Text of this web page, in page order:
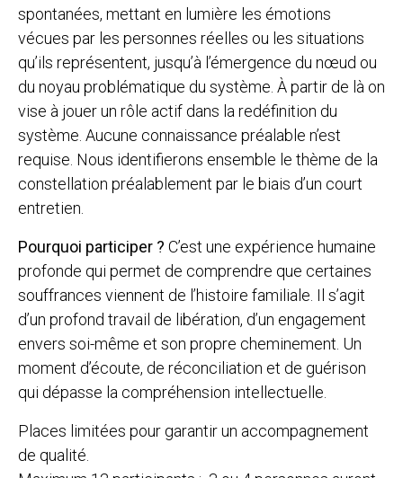
spontanées, mettant en lumière les émotions
vécues par les personnes réelles ou les situations
qu’ils représentent, jusqu’à l’émergence du nœud ou
du noyau problématique du système. À partir de là on
vise à jouer un rôle actif dans la redéfinition du
système. Aucune connaissance préalable n’est
requise. Nous identifierons ensemble le thème de la
constellation préalablement par le biais d’un court
entretien.
Pourquoi participer ? C’est une expérience humaine
profonde qui permet de comprendre que certaines
souffrances viennent de l’histoire familiale. Il s’agit
d’un profond travail de libération, d’un engagement
envers soi-même et son propre cheminement. Un
moment d’écoute, de réconciliation et de guérison
qui dépasse la compréhension intellectuelle.
Places limitées pour garantir un accompagnement
de qualité.